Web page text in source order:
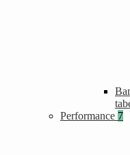
Performance 7